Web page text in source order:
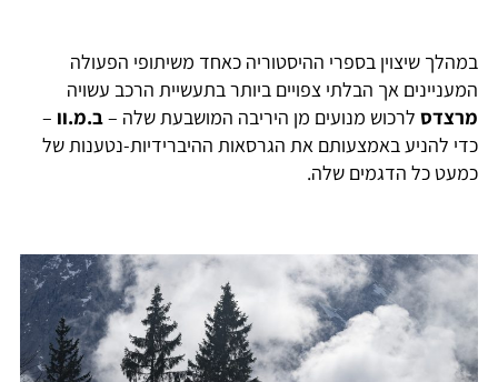
במהלך שיצוין בספרי ההיסטוריה כאחד משיתופי הפעולה
המעניינים אך הבלתי צפויים ביותר בתעשיית הרכב עשויה
מרצדס לרכוש מנועים מן היריבה המושבעת שלה –ב.מ.וו –
כדי להניע באמצעותם את הגרסאות ההיברידיות-נטענות של
כמעט כל הדגמים שלה.